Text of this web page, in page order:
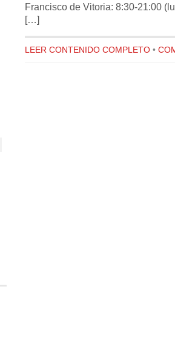
Francisco de Vitoria: 8:30-21:00
[…]
LEER CONTENIDO COMPLETO •